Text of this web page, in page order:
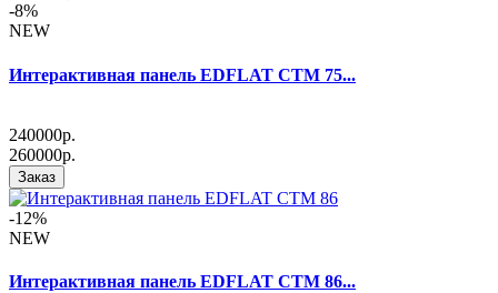
-8%
NEW
Интерактивная панель EDFLAT CTM 75...
240000р.
260000р.
Заказ
-12%
NEW
Интерактивная панель EDFLAT CTM 86...